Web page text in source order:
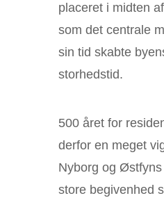
placeret i midten
som det centrale
sin tid skabte
storhedstid.
500 året for
derfor en meget
Nyborg og
store begivenhed